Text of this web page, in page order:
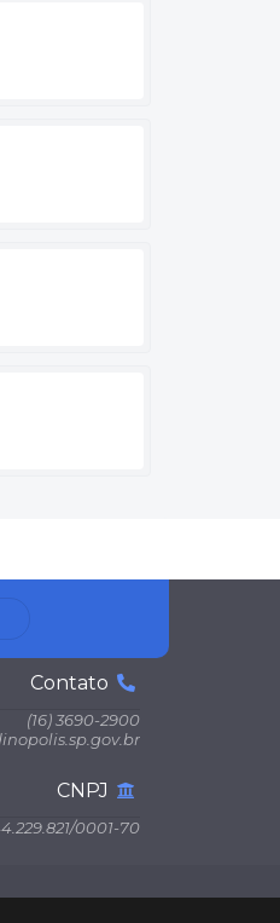
Contato
(16) 3690-2900
CNPJ
0001-70